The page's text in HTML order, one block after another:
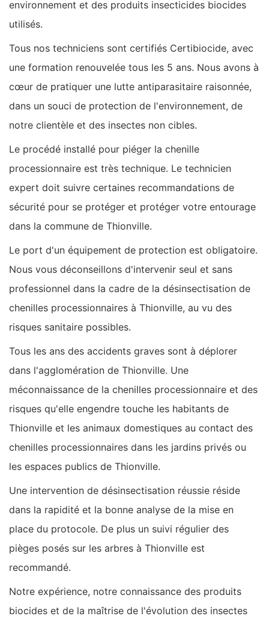
environnement et des produits insecticides biocides
utilisés.
Tous nos techniciens sont certifiés Certibiocide, avec
une formation renouvelée tous les 5 ans. Nous avons à
cœur de pratiquer une lutte antiparasitaire raisonnée,
dans un souci de protection de l'environnement, de
notre clientèle et des insectes non cibles.
Le procédé installé pour piéger la chenille
processionnaire est très technique. Le technicien
expert doit suivre certaines recommandations de
sécurité pour se protéger et protéger votre entourage
dans la commune de Thionville.
Le port d'un équipement de protection est obligatoire.
Nous vous déconseillons d'intervenir seul et sans
professionnel dans la cadre de la désinsectisation de
chenilles processionnaires à Thionville, au vu des
risques sanitaire possibles.
Tous les ans des accidents graves sont à déplorer
dans l'agglomération de Thionville. Une
méconnaissance de la chenilles processionnaire et des
risques qu'elle engendre touche les habitants de
Thionville et les animaux domestiques au contact des
chenilles processionnaires dans les jardins privés ou
les espaces publics de Thionville.
Une intervention de désinsectisation réussie réside
dans la rapidité et la bonne analyse de la mise en
place du protocole. De plus un suivi régulier des
pièges posés sur les arbres à Thionville est
recommandé.
Notre expérience, notre connaissance des produits
biocides et de la maîtrise de l'évolution des insectes